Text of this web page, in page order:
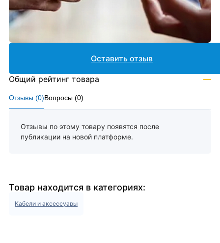
Отзывы (0)Вопросы (0)
Отзывы по этому товару появятся после
публикации на новой платформе.
Оставить отзыв
Общий рейтинг товара —
Товар находится в категориях:
Кабели и аксессуары